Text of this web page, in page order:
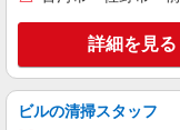
代
○。
給(規定有) お友達を紹
給(規定有) ★月2回
゜
キープ
職業紹介
詳細を見る
ビルの清掃スタッフ